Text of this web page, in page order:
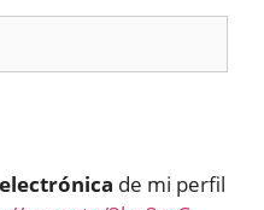
electrónica de mi perfil